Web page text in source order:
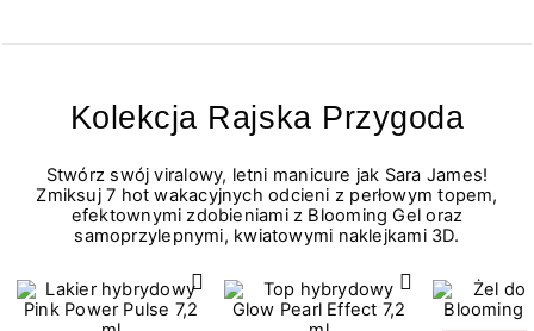
Kolekcja Rajska Przygoda
Stwórz swój viralowy, letni manicure jak Sara James!
Zmiksuj 7 hot wakacyjnych odcieni z perłowym topem,
efektownymi zdobieniami z Blooming Gel oraz
samoprzylepnymi, kwiatowymi naklejkami 3D.